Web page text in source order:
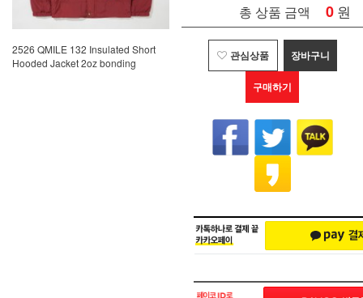
2526 QMILE 132 Insulated Short
Hooded Jacket 2oz bonding
총 상품 금액 0 원
관심상품 장바구니
구매하기